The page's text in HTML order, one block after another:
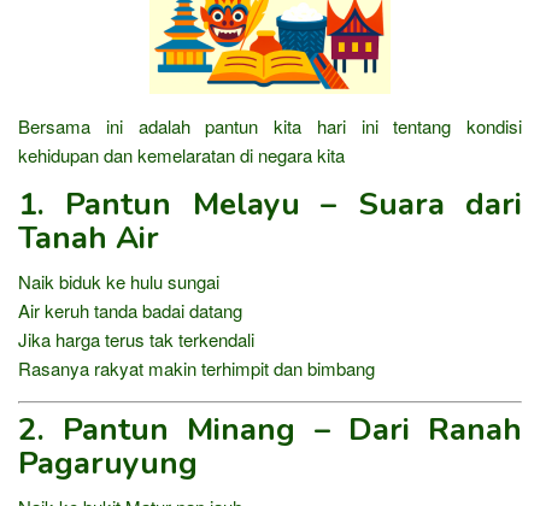
Bersama ini adalah pantun kita hari ini tentang kondisi
kehidupan dan kemelaratan di negara kita
1. Pantun Melayu – Suara dari
Tanah Air
Naik biduk ke hulu sungai
Air keruh tanda badai datang
Jika harga terus tak terkendali
Rasanya rakyat makin terhimpit dan bimbang
2. Pantun Minang – Dari Ranah
Pagaruyung